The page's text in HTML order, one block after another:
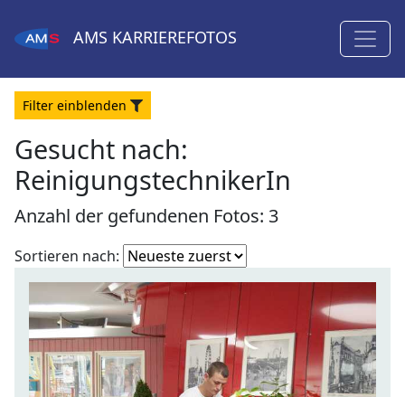
AMS KARRIEREFOTOS
Filter einblenden
Gesucht nach:
ReinigungstechnikerIn
Anzahl der gefundenen Fotos: 3
Sortieren nach: